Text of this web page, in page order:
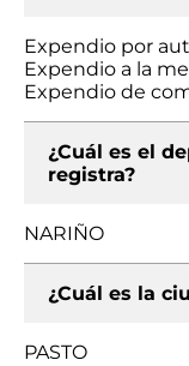
Expendio por
Expendio a la
Expendio de
¿Cuál es el
registra?
NARIÑO
¿Cuál es la
PASTO